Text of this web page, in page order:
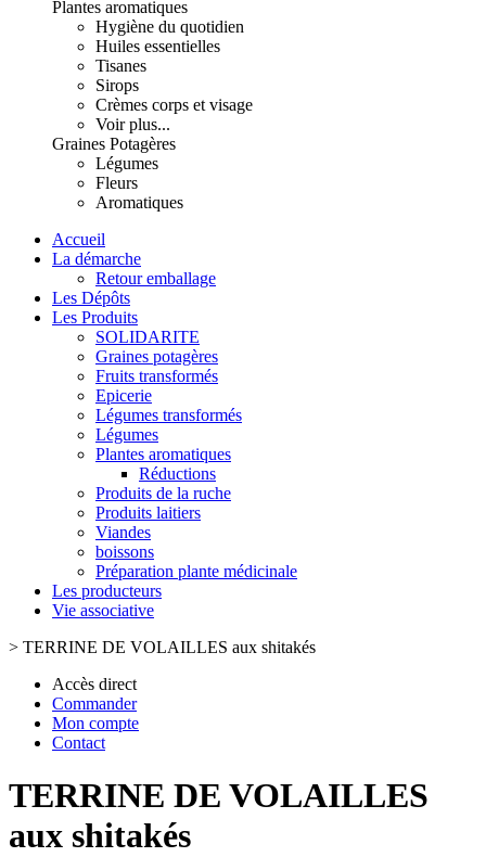
Plantes aromatiques
Hygiène du quotidien
Huiles essentielles
Tisanes
Sirops
Crèmes corps et visage
Voir plus...
Graines Potagères
Légumes
Fleurs
Aromatiques
Accueil
La démarche
Retour emballage
Les Dépôts
Les Produits
SOLIDARITE
Graines potagères
Fruits transformés
Epicerie
Légumes transformés
Légumes
Plantes aromatiques
Réductions
Produits de la ruche
Produits laitiers
Viandes
boissons
Préparation plante médicinale
Les producteurs
Vie associative
> TERRINE DE VOLAILLES aux shitakés
Accès direct
Commander
Mon compte
Contact
TERRINE DE VOLAILLES
aux shitakés